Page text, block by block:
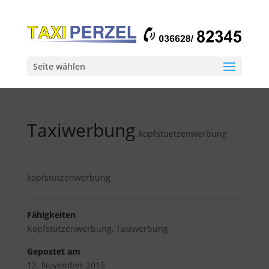
Seite wählen
Taxiwerbung kopfstuetzenwerbung
kopfstützenwerbung
Fähigkeiten
Kopfstützenwerbung, Taxiwerbung
Gepostet am
12. November 2015